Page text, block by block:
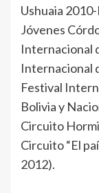
Ushuaia
Jóvenes
Internacional
Internacional
Festival
Bolivia y
Circuito
Circuito “El
2012).